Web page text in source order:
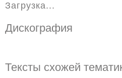
Загрузка...
Дискография
Тексты схожей